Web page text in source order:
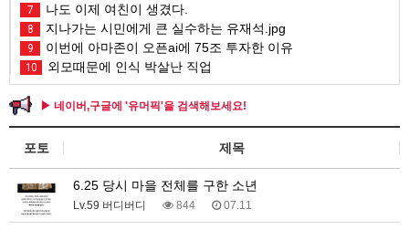
7 나도 이제 여친이 생겼다.
8 지나가는 시민에게 큰 실수하는 유재석.jpg
9 이번에 아마존이 오픈ai에 75조 투자한 이유
10 외모때문에 인식 박살난 직업
▶ 네이버,구글에 '유머픽'을 검색해보세요!
포토 제목
6.25 당시 마을 전체를 구한 소년
Lv.59 버디버디 844 07.11